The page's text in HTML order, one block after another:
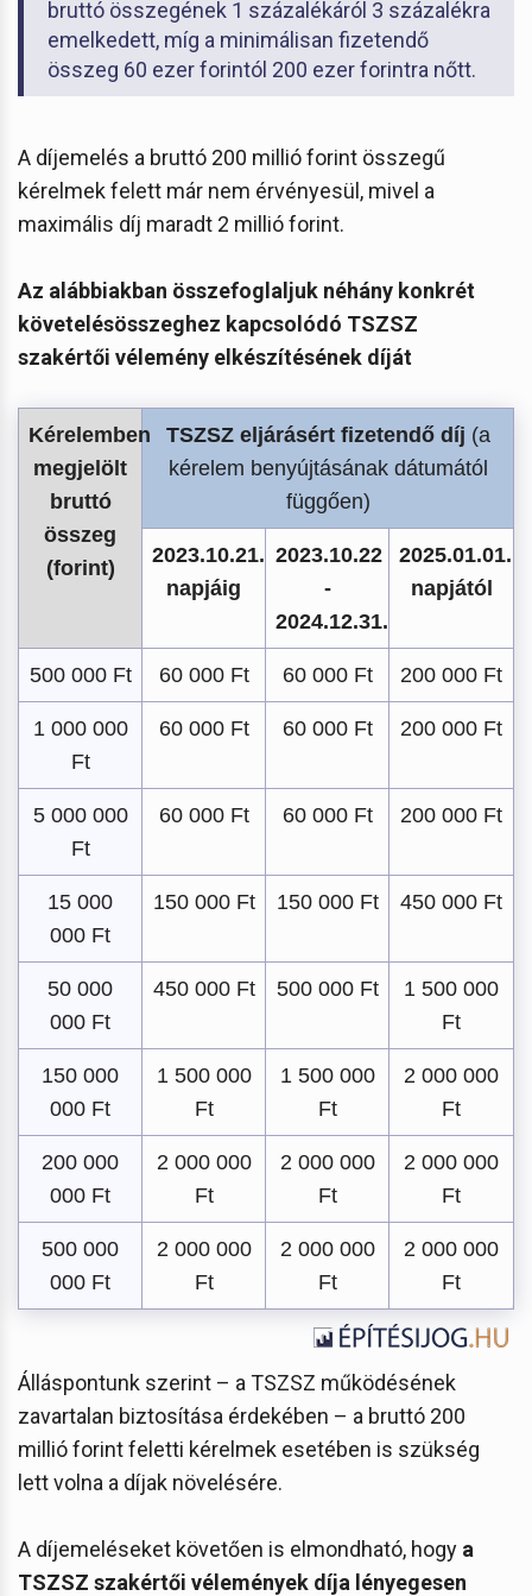
bruttó összegének 1 százalékáról 3 százalékra
emelkedett, míg a minimálisan fizetendő
összeg 60 ezer forintól 200 ezer forintra nőtt.
A díjemelés a bruttó 200 millió forint összegű
kérelmek felett már nem érvényesül, mivel a
maximális díj maradt 2 millió forint.
Az alábbiakban összefoglaljuk néhány konkrét
követelésösszeghez kapcsolódó TSZSZ
szakértői vélemény elkészítésének díját
Kérelemben
megjelölt
bruttó
összeg
(forint)
TSZSZ eljárásért fizetendő díj (a
kérelem benyújtásának dátumától
függően)
2023.10.21.
napjáig
2023.10.22
-
2024.12.31.
2025.01.01.
napjától
500 000 Ft 60 000 Ft 60 000 Ft 200 000 Ft
1 000 000
Ft
60 000 Ft 60 000 Ft 200 000 Ft
5 000 000
Ft
60 000 Ft 60 000 Ft 200 000 Ft
15 000
000 Ft
150 000 Ft 150 000 Ft 450 000 Ft
50 000
000 Ft
450 000 Ft 500 000 Ft
1 500 000
Ft
150 000
000 Ft
1 500 000
Ft
1 500 000
Ft
2 000 000
Ft
200 000
000 Ft
2 000 000
Ft
2 000 000
Ft
2 000 000
Ft
500 000
000 Ft
2 000 000
Ft
2 000 000
Ft
2 000 000
Ft
Álláspontunk szerint – a TSZSZ működésének
zavartalan biztosítása érdekében – a bruttó 200
millió forint feletti kérelmek esetében is szükség
lett volna a díjak növelésére.
A díjemeléseket követően is elmondható, hogy a
TSZSZ szakértői vélemények díja lényegesen